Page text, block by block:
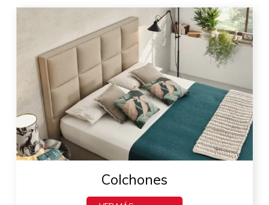
Colchones